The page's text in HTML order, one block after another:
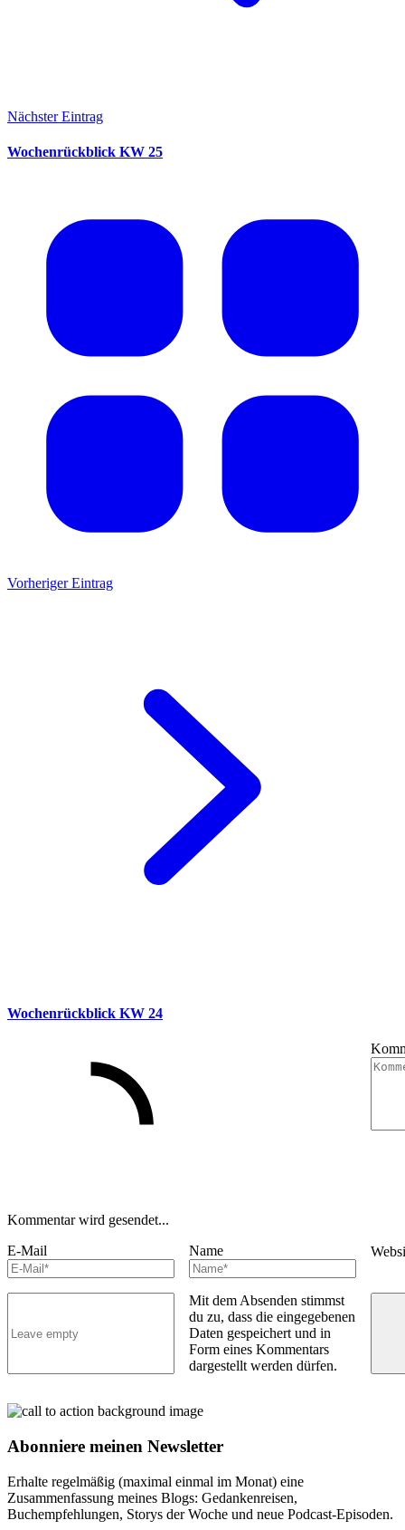
Nächster Eintrag
Wochenrückblick KW 25
Vorheriger Eintrag
Wochenrückblick KW 24
Kommentar wird gesendet...
E-Mail Name
Mit dem Absenden stimmst
du zu, dass die eingegebenen
Daten gespeichert und in
Form eines Kommentars
dargestellt werden dürfen.
Abonniere meinen Newsletter
Erhalte regelmäßig (maximal einmal im Monat) eine
Zusammenfassung meines Blogs: Gedankenreisen,
Buchempfehlungen, Storys der Woche und neue Podcast-Episoden.